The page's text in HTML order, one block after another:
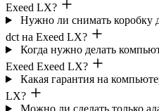
Exeed LX?
Нужно ли снимать коробку
dct на Exeed LX?
Когда нужно делать
Exeed Exeed LX?
Какая гарантия на
LX?
Можно ли сделать только